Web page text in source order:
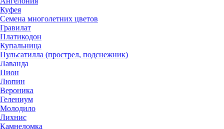
Куфея
Семена многолетних цветов
Гравилат
Платикодон
Купальница
Пульсатилла (прострел, подснежник)
Лаванда
Пион
Люпин
Вероника
Гелениум
Молодило
Лихнис
Камнеломка